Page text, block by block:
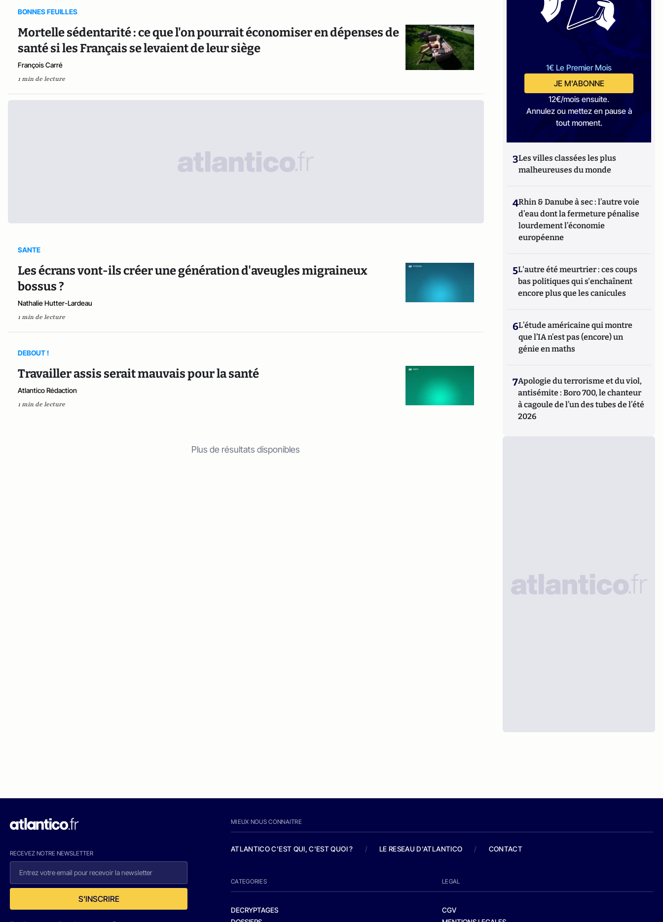
BONNES FEUILLES
Mortelle sédentarité : ce que l'on pourrait économiser en dépenses de
santé si les Français se levaient de leur siège
François Carré
1 min de lecture
SANTE
Les écrans vont-ils créer une génération d'aveugles migraineux
bossus ?
Nathalie Hutter-Lardeau
1 min de lecture
DEBOUT !
Travailler assis serait mauvais pour la santé
Atlantico Rédaction
1 min de lecture
Plus de résultats disponibles
1€ Le Premier Mois
JE M'ABONNE
12€/mois ensuite.
Annulez ou mettez en pause à
tout moment.
3Les villes classées les plus
malheureuses du monde
4Rhin & Danube à sec : l’autre voie
d’eau dont la fermeture pénalise
lourdement l’économie
européenne
5L'autre été meurtrier : ces coups
bas politiques qui s'enchaînent
encore plus que les canicules
6L’étude américaine qui montre
que l’IA n’est pas (encore) un
génie en maths
7Apologie du terrorisme et du viol,
antisémite : Boro 700, le chanteur
à cagoule de l’un des tubes de l’été
2026
RECEVEZ NOTRE NEWSLETTER
S'INSCRIRE
MIEUX NOUS CONNAITRE
ATLANTICO C'EST QUI, C'EST QUOI ? / LE RESEAU D'ATLANTICO / CONTACT
CATEGORIES
DECRYPTAGES
LEGAL
CGV